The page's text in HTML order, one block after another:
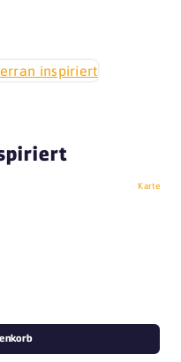
Karte